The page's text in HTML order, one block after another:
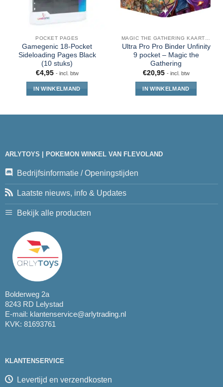
POCKET PAGES
Gamegenic 18-Pocket
Sideloading Pages Black
(10 stuks)
€4,95 - incl. btw
IN WINKELMAND
Ultra Pro Pro Binder Unfinity
9 pocket – Magic the
Gathering
€20,95 - incl. btw
IN WINKELMAND
ARLYTOYS | POKEMON WINKEL VAN FLEVOLAND
Bedrijfsinformatie / Openingstijden
Laatste nieuws, info & Updates
Bekijk alle producten
Bolderweg 2a
8243 RD Lelystad
E-mail: klantenservice@arlytrading.nl
KVK: 81693761
KLANTENSERVICE
Levertijd en verzendkosten